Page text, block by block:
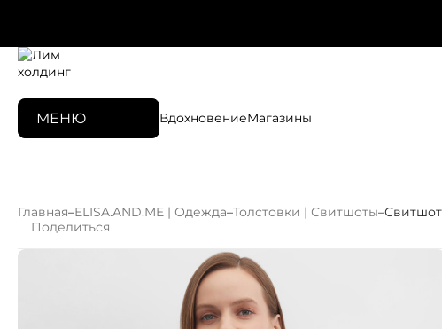
МЕНЮ ВдохновениеМагазины
Главная–ELISA.AND.ME | Одежда–Толстовки | Свитшоты–
Поделиться